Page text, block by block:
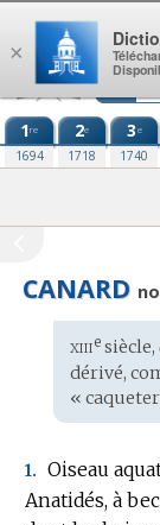
Aller au contenu
1re
1694
2e
1718
3e
1740
CANARD
:
xiiiesiècle,
dérivé,
«
1. Oiseau
Anatidés, à
×